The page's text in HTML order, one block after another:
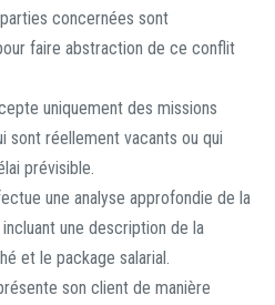
concernées sont
faire abstraction de ce conflit
uniquement des missions
sont réellement vacants ou qui
prévisible.
une analyse approfondie de la
une description de la
et le package salarial.
son client de manière